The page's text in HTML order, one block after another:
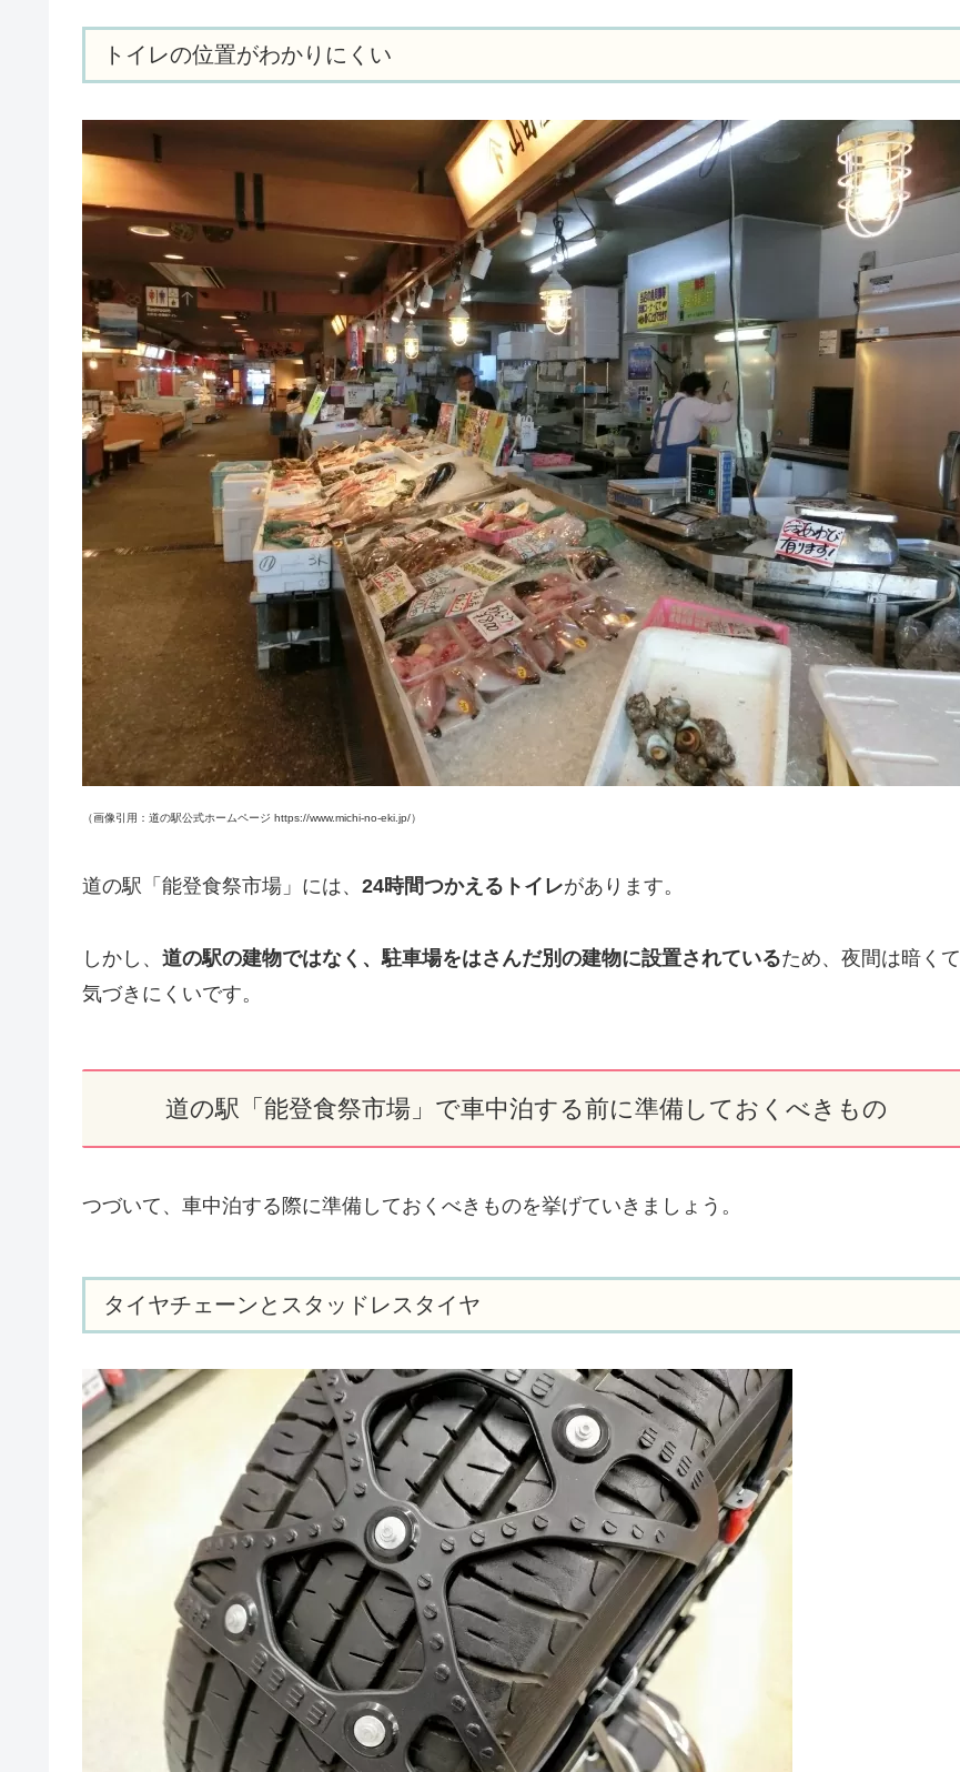
トイレの位置がわかりにくい
（画像引用：道の駅公式ホームページ https://www.michi-no-eki.jp/）
道の駅「能登食祭市場」には、 24時間つかえるトイレがあります。
しかし、 道の駅の建物ではなく、駐車場をはさんだ別の建物に設置されているため、夜間は暗くて
気づきにくいです。
道の駅「能登食祭市場」で車中泊する前に準備しておくべきもの
つづいて、車中泊する際に準備しておくべきものを挙げていきましょう。
タイヤチェーンとスタッドレスタイヤ